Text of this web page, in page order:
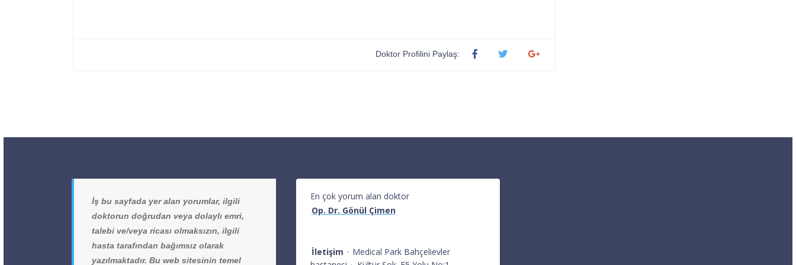
Doktor Profilini Paylaş:
İş bu sayfada yer alan yorumlar, ilgili
doktorun doğrudan veya dolaylı emri,
talebi ve/veya ricası olmaksızın, ilgili
hasta tarafından bağımsız olarak
yazılmaktadır. Bu web sitesinin temel
En çok yorum alan doktor
Op. Dr. Gönül Çimen
İletişim · Medical Park Bahçelievler